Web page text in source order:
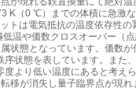
K（0 ℃）までの体積に急激
トは電気抵抗の温度依存性の
温や価数クロスオーバー（
状態となっています。価数が
状態を表しています。また
より低い温度にあると考え
移が消失し量子臨界点が現れ